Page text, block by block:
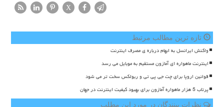
X
تازه ترین مطالب مرتبط
واکنش ایرانسل به ابهام درباره ی مصرف اینترنت
اینترنت ماهواره ای آمازون مستقیم به موبایل می رسد
قوانین اروپا برای چت جی پی تی و ربولکس سخت تر می شود
پرتاب 5 هزار ماهواره آمازون برای بهبود کیفیت اینترنت در جهان
نظرات بینندگان در مورد این مطلب